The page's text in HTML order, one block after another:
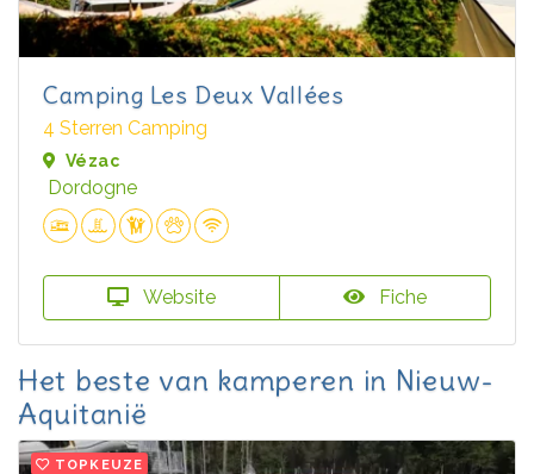
Camping Les Deux Vallées
4 Sterren Camping
Vézac
Dordogne
Website Fiche
Het beste van kamperen in Nieuw-
Aquitanië
TOPKEUZE